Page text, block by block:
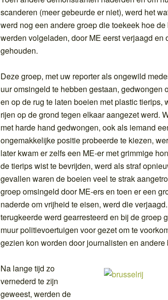
scanderen (meer gebeurde er niet), werd het
werd nog een andere groep die toekeek hoe
werden volgeladen, door ME eerst verjaagd en
gehouden.
Deze groep, met uw reporter als ongewild
uur omsingeld te hebben gestaan, gedwongen
en op de rug te laten boeien met plastic tierips,
rijen op de grond tegen elkaar aangezet werd.
met harde hand gedwongen, ook als iemand
ongemakkelijke positie probeerde te kiezen,
later kwam er zelfs een ME-er met grimmige
de tierips wist te bevrijden, werd als straf
gevallen waren de boeien veel te strak
groep omsingeld door ME-ers en toen er een
naderde om vrijheid te eisen, werd die
terugkeerde werd gearresteerd en bij de groep
muur politievoertuigen voor gezet om te
gezien kon worden door journalisten en
Na lange tijd zo
vernederd te zijn
geweest, werden de